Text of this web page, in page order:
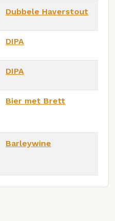
Dubbele Haverstout
DIPA
DIPA
Bier met Brett
Barleywine